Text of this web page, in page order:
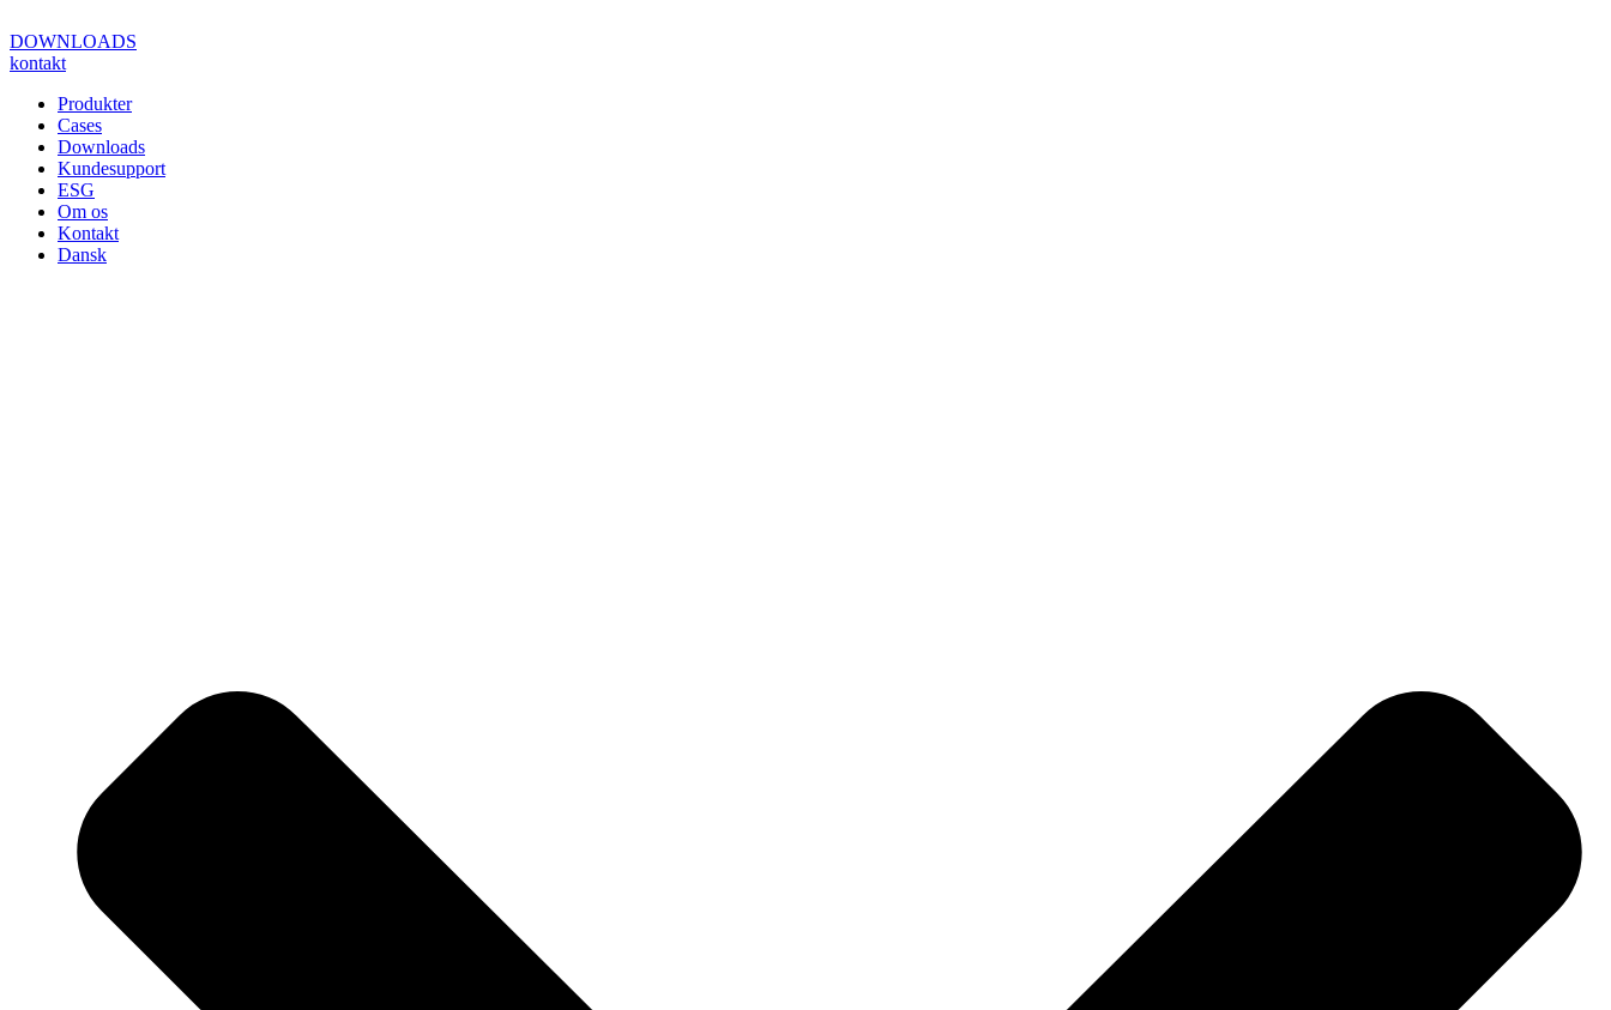
til
indhold
DOWNLOADS
kontakt
Produkter
Cases
Downloads
Kundesupport
ESG
Om os
Kontakt
Dansk